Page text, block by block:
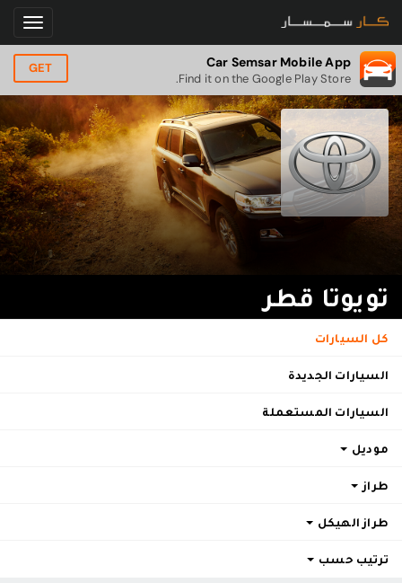
Car Semsar Mobile App
Find it on the Google Play Store.
GET
تويوتا قطر
كل السيارات
السيارات الجديدة
السيارات المستعملة
موديل
طراز
طراز الهيكل
ترتيب حسب